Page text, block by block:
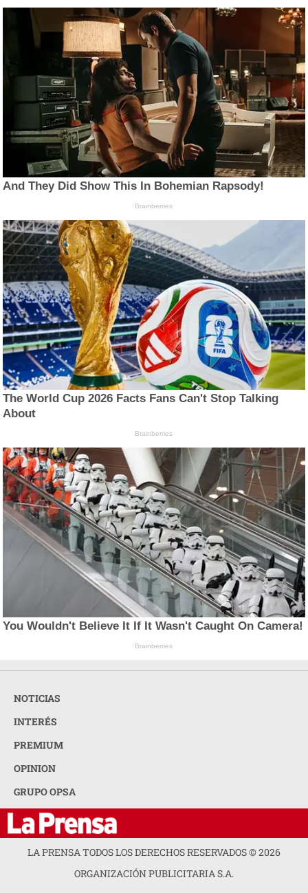
And They Did Show This In Bohemian Rapsody!
Brainberries
The World Cup 2026 Facts Fans Can't Stop Talking
About
Brainberries
You Wouldn't Believe It If It Wasn't Caught On Camera!
Brainberries
NOTICIAS
INTERÉS
PREMIUM
OPINION
GRUPO OPSA
LA PRENSA TODOS LOS DERECHOS RESERVADOS ©2026
ORGANIZACIÓN PUBLICITARIA S.A.